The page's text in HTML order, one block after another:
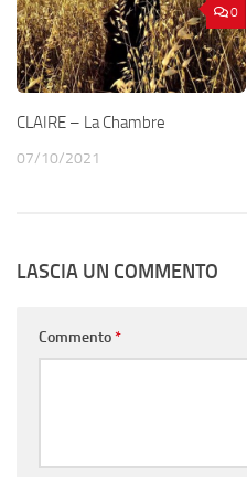
0
CLAIRE – La Chambre
07/10/2021
LASCIA UN COMMENTO
Commento*